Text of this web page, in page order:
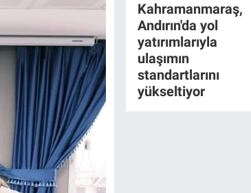
Kahramanmaraş,
Andırın'da yol
yatırımlarıyla
ulaşımın
standartlarını
yükseltiyor